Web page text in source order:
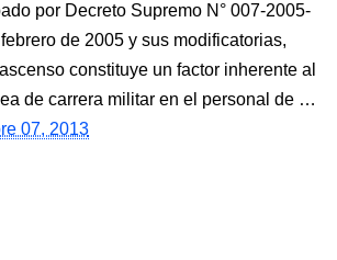
por Decreto Supremo N° 007-2005-
de 2005 y sus modificatorias,
constituye un factor inherente al
de carrera militar en el personal de …
07, 2013